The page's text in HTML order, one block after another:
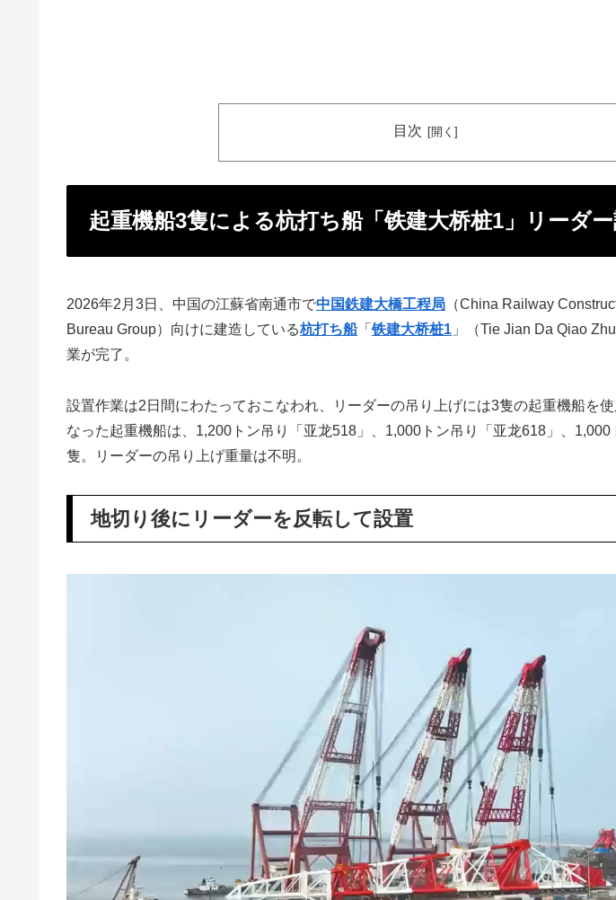
目次
起重機船3隻による杭打ち船「铁建大桥桩1」リーダ
2026年2月3日、中国の江蘇省南通市で中国鉄建大橋工程局 （China Railway
Bureau Group）向けに建造している杭打ち船「 铁建大桥桩1 」（Tie Jian Da Qiao
業が完了。
設置作業は2日間にわたっておこなわれ、リーダーの吊り上げには3隻の起重機船を
なった起重機船は、1,200トン吊り「亚龙518」、1,000トン吊り「亚龙618」、
隻。リーダーの吊り上げ重量は不明。
地切り後にリーダーを反転して設置